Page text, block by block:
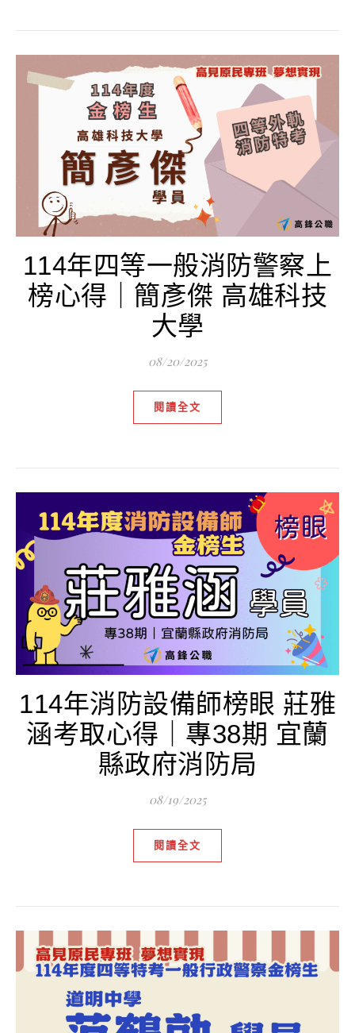
114年四等一般消防警察上
榜心得｜簡彥傑 高雄科技
大學
08/20/2025
閱讀全文
114年消防設備師榜眼 莊雅
涵考取心得｜專38期 宜蘭
縣政府消防局
08/19/2025
閱讀全文